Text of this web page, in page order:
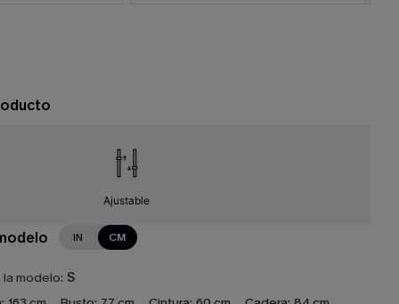
Ajustable
IN CM
modelo: S